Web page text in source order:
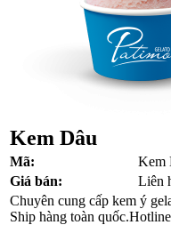
Kem Dâu
Mã:
Kem
Giá bán:
Liên
Chuyên cung cấp kem ý
Ship hàng toàn